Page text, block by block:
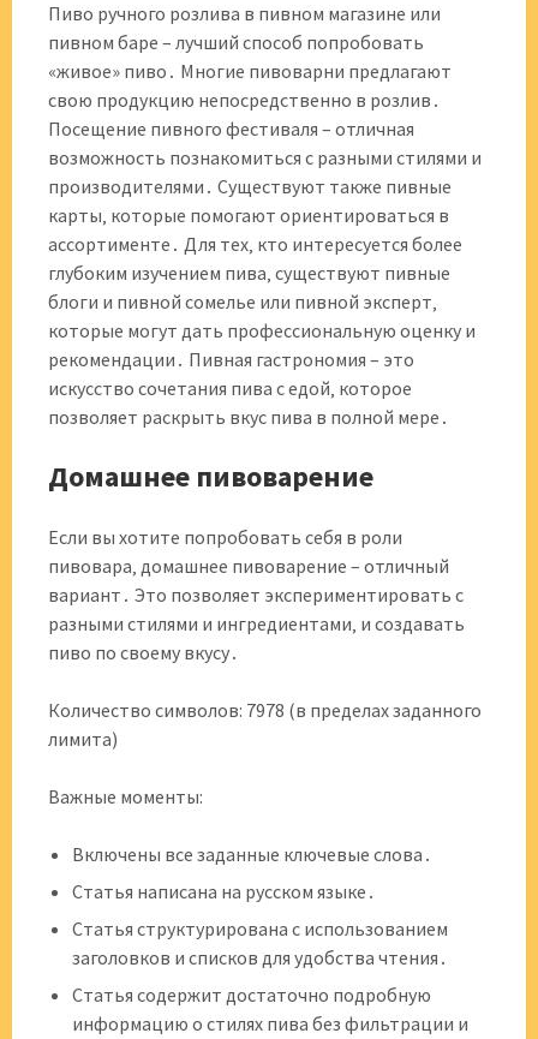
Пиво ручного розлива в пивном магазине или
пивном баре – лучший способ попробовать
«живое» пиво․ Многие пивоварни предлагают
свою продукцию непосредственно в розлив․
Посещение пивного фестиваля – отличная
возможность познакомиться с разными стилями и
производителями․ Существуют также пивные
карты‚ которые помогают ориентироваться в
ассортименте․ Для тех‚ кто интересуется более
глубоким изучением пива‚ существуют пивные
блоги и пивной сомелье или пивной эксперт‚
которые могут дать профессиональную оценку и
рекомендации․ Пивная гастрономия – это
искусство сочетания пива с едой‚ которое
позволяет раскрыть вкус пива в полной мере․
Домашнее пивоварение
Если вы хотите попробовать себя в роли
пивовара‚ домашнее пивоварение – отличный
вариант․ Это позволяет экспериментировать с
разными стилями и ингредиентами‚ и создавать
пиво по своему вкусу․
Количество символов: 7978 (в пределах заданного
лимита)
Важные моменты:
Включены все заданные ключевые слова․
Статья написана на русском языке․
Статья структурирована с использованием
заголовков и списков для удобства чтения․
Статья содержит достаточно подробную
информацию о стилях пива без фильтрации и